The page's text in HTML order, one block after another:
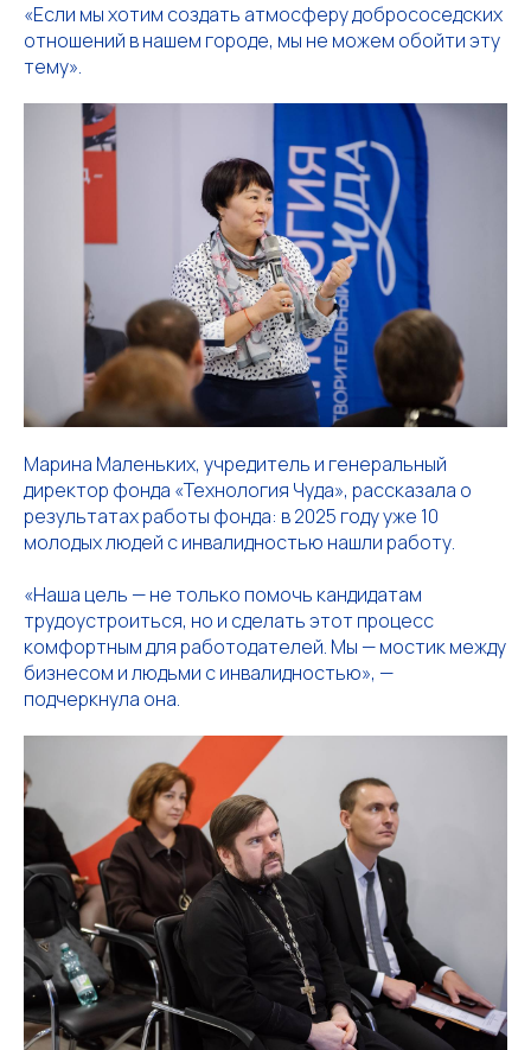
«Если мы хотим создать атмосферу добрососедских
отношений в нашем городе, мы не можем обойти эту
тему».
Марина Маленьких, учредитель и генеральный
директор фонда «Технология Чуда», рассказала о
результатах работы фонда: в 2025 году уже 10
молодых людей с инвалидностью нашли работу.
«Наша цель — не только помочь кандидатам
трудоустроиться, но и сделать этот процесс
комфортным для работодателей. Мы — мостик между
бизнесом и людьми с инвалидностью», —
подчеркнула она.